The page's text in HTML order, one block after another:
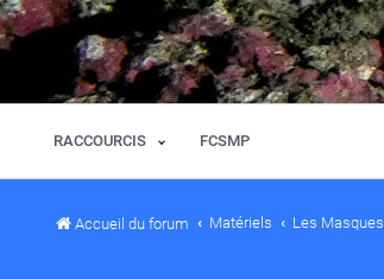
RACCOURCIS FCSMP
Accueil du forum Matériels Les Masques